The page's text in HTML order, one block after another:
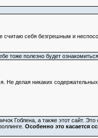
считаю себя безгрешным и
тоже полезно будет ознакомиться
делая никаких
Гоблена, а также этот сайт.
Особенно это касается